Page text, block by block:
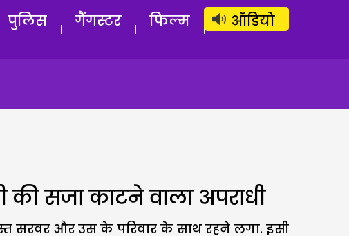
लॉग इन सब्सक्राइब करें
पुलिस गैंगस्टर फिल्म ऑडियो
की सजा काटने वाला अपराधी
सरवर और उस के परिवार के साथ रहने लगा. इसी